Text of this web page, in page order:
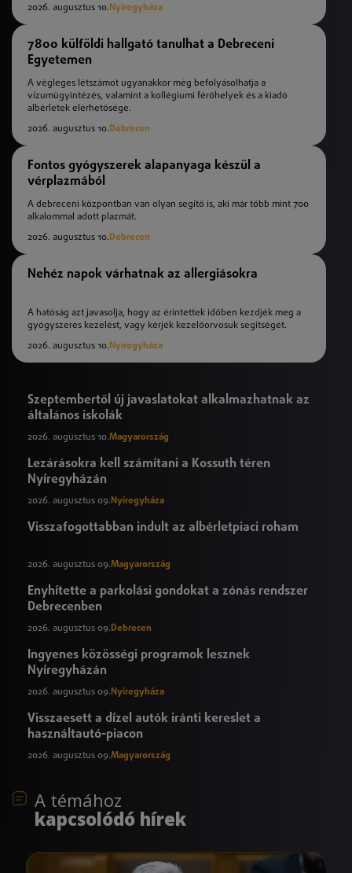
2026. augusztus 10. Nyíregyháza
7800 külföldi hallgató tanulhat a Debreceni
Egyetemen
A végleges létszámot ugyanakkor még befolyásolhatja a
vízumügyintézés, valamint a kollégiumi férőhelyek és a kiadó
albérletek elérhetősége.
2026. augusztus 10.Debrecen
Fontos gyógyszerek alapanyaga készül a
vérplazmából
A debreceni központban van olyan segítő is, aki már több mint 700
alkalommal adott plazmát.
2026. augusztus 10.Debrecen
Nehéz napok várhatnak az allergiásokra
A hatóság azt javasolja, hogy az érintettek időben kezdjék meg a
gyógyszeres kezelést, vagy kérjék kezelőorvosuk segítségét.
2026. augusztus 10. Nyíregyháza
Szeptembertől új javaslatokat alkalmazhatnak az
általános iskolák
2026. augusztus 10.Magyarország
Lezárásokra kell számítani a Kossuth téren
Nyíregyházán
2026. augusztus 09. Nyíregyháza
Visszafogottabban indult az albérletpiaci roham
2026. augusztus 09.Magyarország
Enyhítette a parkolási gondokat a zónás rendszer
Debrecenben
2026. augusztus 09.Debrecen
Ingyenes közösségi programok lesznek
Nyíregyházán
2026. augusztus 09. Nyíregyháza
Visszaesett a dízel autók iránti kereslet a
használtautó-piacon
2026. augusztus 09.Magyarország
A témához
kapcsolódó hírek